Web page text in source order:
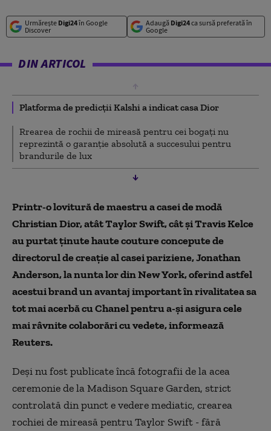
Urmărește Digi24în Google
Discover
Adaugă Digi24ca sursă preferată în
Google
DIN ARTICOL
Platforma de predicţii Kalshi a indicat casa Dior
Rrearea de rochii de mireasă pentru cei bogaţi nu
reprezintă o garanţie absolută a succesului pentru
brandurile de lux
Printr-o lovitură de maestru a casei de modă
Christian Dior, atât Taylor Swift, cât şi Travis Kelce
au purtat ţinute haute couture concepute de
directorul de creaţie al casei pariziene, Jonathan
Anderson, la nunta lor din New York, oferind astfel
acestui brand un avantaj important în rivalitatea sa
tot mai acerbă cu Chanel pentru a-şi asigura cele
mai râvnite colaborări cu vedete, informează
Reuters.
Deşi nu fost publicate încă fotografii de la acea
ceremonie de la Madison Square Garden, strict
controlată din punct e vedere mediatic, crearea
rochiei de mireasă pentru Taylor Swift - fără